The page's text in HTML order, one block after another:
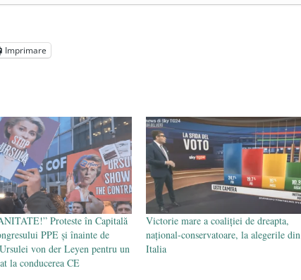
Ucrainei, Volodymyr Zelensky
2026
Octavian Goga, înlăturat din Iași
Imprimare
Proteste în Capitală
PPE și înainte de
von der Leyen pentru un
la conducerea CE
Victorie mare a coaliției de dreapta,
național-conservatoare, la alegerile din
Italia